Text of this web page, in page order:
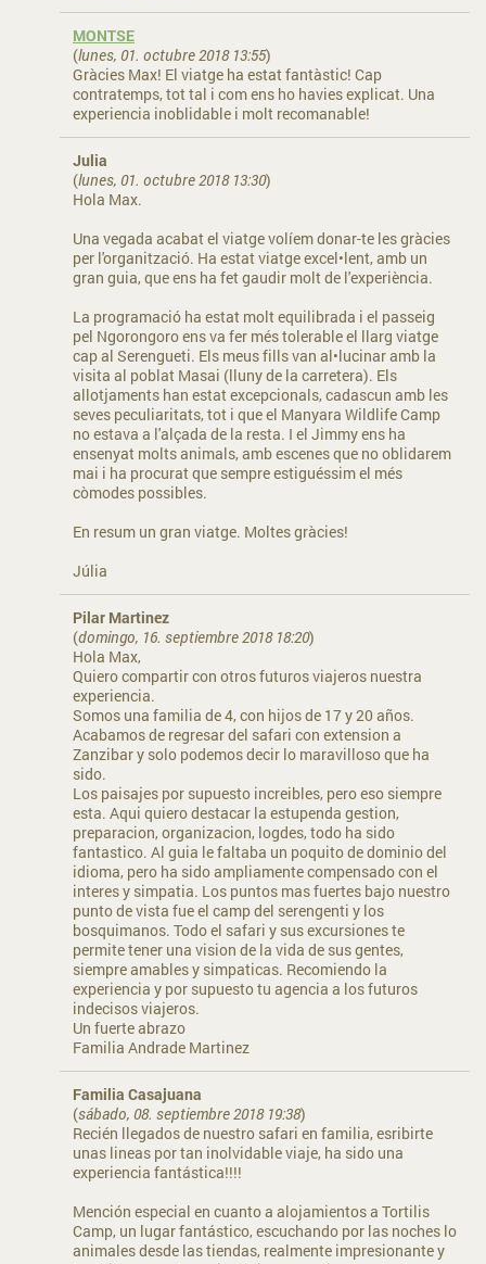
MONTSE
(lunes, 01. octubre 2018 13:55)
Gràcies Max! El viatge ha estat fantàstic! Cap
contratemps, tot tal i com ens ho havies explicat. Una
experiencia inoblidable i molt recomanable!
Julia
(lunes, 01. octubre 2018 13:30)
Hola Max.
Una vegada acabat el viatge volíem donar-te les gràcies
per l'organització. Ha estat viatge excel•lent, amb un
gran guia, que ens ha fet gaudir molt de l'experiència.
La programació ha estat molt equilibrada i el passeig
pel Ngorongoro ens va fer més tolerable el llarg viatge
cap al Serengueti. Els meus fills van al•lucinar amb la
visita al poblat Masai (lluny de la carretera). Els
allotjaments han estat excepcionals, cadascun amb les
seves peculiaritats, tot i que el Manyara Wildlife Camp
no estava a l'alçada de la resta. I el Jimmy ens ha
ensenyat molts animals, amb escenes que no oblidarem
mai i ha procurat que sempre estiguéssim el més
còmodes possibles.
En resum un gran viatge. Moltes gràcies!
Júlia
Pilar Martinez
(domingo, 16. septiembre 2018 18:20)
Hola Max,
Quiero compartir con otros futuros viajeros nuestra
experiencia.
Somos una familia de 4, con hijos de 17 y 20 años.
Acabamos de regresar del safari con extension a
Zanzibar y solo podemos decir lo maravilloso que ha
sido.
Los paisajes por supuesto increibles, pero eso siempre
esta. Aqui quiero destacar la estupenda gestion,
preparacion, organizacion, logdes, todo ha sido
fantastico. Al guia le faltaba un poquito de dominio del
idioma, pero ha sido ampliamente compensado con el
interes y simpatia. Los puntos mas fuertes bajo nuestro
punto de vista fue el camp del serengenti y los
bosquimanos. Todo el safari y sus excursiones te
permite tener una vision de la vida de sus gentes,
siempre amables y simpaticas. Recomiendo la
experiencia y por supuesto tu agencia a los futuros
indecisos viajeros.
Un fuerte abrazo
Familia Andrade Martinez
Familia Casajuana
(sábado, 08. septiembre 2018 19:38)
Recién llegados de nuestro safari en familia, esribirte
unas lineas por tan inolvidable viaje, ha sido una
experiencia fantástica!!!!
Mención especial en cuanto a alojamientos a Tortilis
Camp, un lugar fantástico, escuchando por las noches lo
animales desde las tiendas, realmente impresionante y